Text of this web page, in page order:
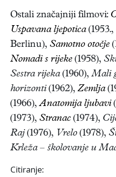
Ostali značajniji filmovi:
Uspavana ljepotica
Berlinu), Samotno otočje
Nomadi s rijeke (1958),
Sestra rijeka(1960),Mali
horizonti(1962),Zemlja
(1966),Anatomija ljubavi
(1973), Stranac (1974),
Raj (1976), Vrelo (1978),
Krleža – školovanje u
Citiranje: